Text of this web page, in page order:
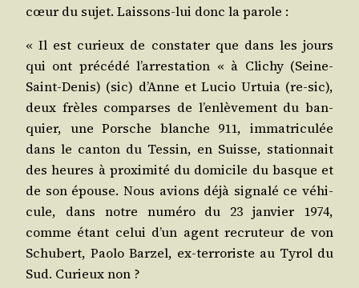
cœur du sujet. Lais­sons-lui donc la parole :
« Il est curieux de consta­ter que dans les jours
qui ont pré­cé­dé l’ar­res­ta­tion « à Cli­chy (Seine-
Saint-Denis) (sic) d’Anne et Lucio Urtuia (re-sic),
deux frèles com­parses de l’en­lè­ve­ment du ban­
quier, une Porsche blanche 911, imma­tri­cu­lée
dans le can­ton du Tes­sin, en Suisse, sta­tion­nait
des heures à proxi­mi­té du domi­cile du basque et
de son épouse. Nous avions déjà signa­lé ce véhi­
cule, dans notre numé­ro du 23 jan­vier 1974,
comme étant celui d’un agent recru­teur de von
Schu­bert, Pao­lo Bar­zel, ex-ter­ro­riste au Tyrol du
Sud. Curieux non ?